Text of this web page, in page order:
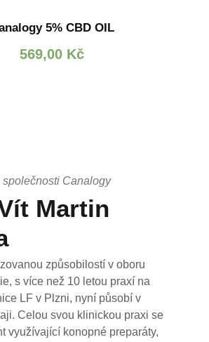
5% CBD OIL
569,00 Kč
Canalogy
Martin
způsobilostí v oboru
s více než 10 letou praxí na
LF v Plzni, nyní působí v
Celou svou klinickou praxi se
využívající konopné preparáty,